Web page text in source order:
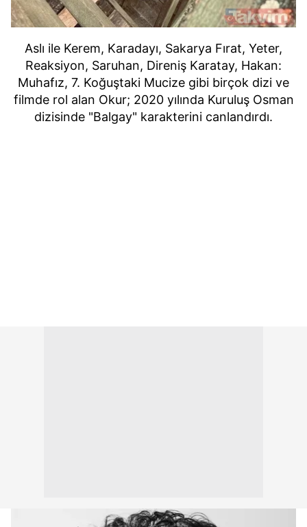
Aslı ile Kerem, Karadayı, Sakarya Fırat, Yeter,
Reaksiyon, Saruhan, Direniş Karatay, Hakan:
Muhafız, 7. Koğuştaki Mucize gibi birçok dizi ve
filmde rol alan Okur; 2020 yılında Kuruluş Osman
dizisinde "Balgay" karakterini canlandırdı.